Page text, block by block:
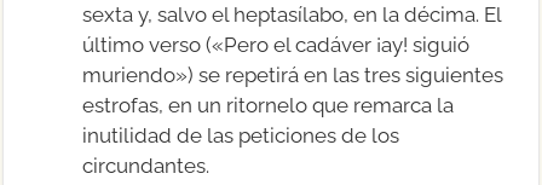
sexta y, salvo el heptasílabo, en la décima. El
último verso («Pero el cadáver ¡ay! siguió
muriendo») se repetirá en las tres siguientes
estrofas, en un ritornelo que remarca la
inutilidad de las peticiones de los
circundantes.